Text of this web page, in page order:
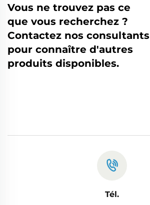
Vous ne trouvez pas ce
que vous recherchez ?
Contactez nos consultants
pour connaître d'autres
produits disponibles.
Tél.